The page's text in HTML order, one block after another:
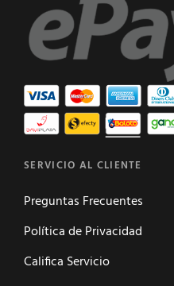
SERVICIO AL CLIENTE
Preguntas Frecuentes
Política de Privacidad
Califica Servicio